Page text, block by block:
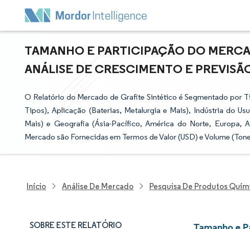
TAMANHO E PARTICIPAÇÃO DO
ANÁLISE DE CRESCIMENTO E
O Relatório do Mercado de Grafite Sintético é Segmentado por
Tipos), Aplicação (Baterias, Metalurgia e Mais), Indústria do
Mais) e Geografia (Ásia-Pacífico, América do Norte, Europa,
Mercado são Fornecidas em Termos de Valor (USD) e Volume
Início Análise De Mercado Pesquisa De Produtos
SOBRE ESTE RELATÓRIO